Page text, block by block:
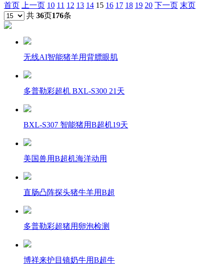
首页 上一页 10 11 12 13 14 15 16 17 18 19 20 下一页 末页
共 36页176条
无线AI智能猪羊用背膘眼肌
多普勒彩超机 BXL-S300 21天
BXL-S307 智能猪用B超机19天
美国兽用B超机海洋动用
直肠凸阵探头猪牛羊用B超
多普勒彩超猪用卵泡检测
博祥来护目镜奶牛用B超牛